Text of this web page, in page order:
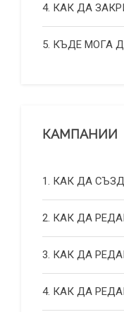
4. КАК ДА
5. КЪДЕ МОГА
КАМПАНИИ
1. КАК ДА
2. КАК ДА
3. КАК ДА
4. КАК ДА